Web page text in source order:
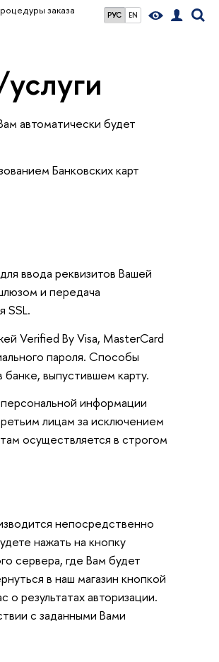
РУС EN
заказа
автоматически будет
Банковских карт
ввода реквизитов Вашей
и передача
SSL.
Verified By Visa, MasterCard
пароля. Способы
выпустившем карту.
информации
лицам за исключением
осуществляется в строгом
непосредственно
нажать на кнопку
сервера, где Вам будет
в наш магазин кнопкой
о результатах авторизации.
с заданными Вами